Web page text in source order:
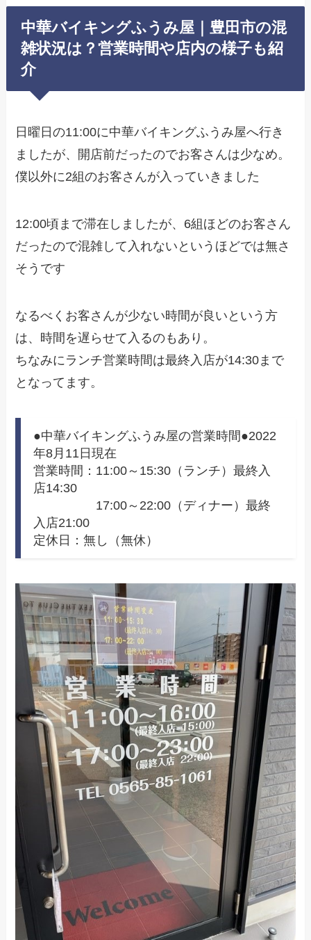
中華バイキングふうみ屋｜豊田市の混
雑状況は？営業時間や店内の様子も紹
介
日曜日の11:00に中華バイキングふうみ屋へ行き
ましたが、開店前だったのでお客さんは少なめ。
僕以外に2組のお客さんが入っていきました
12:00頃まで滞在しましたが、6組ほどのお客さん
だったので混雑して入れないというほどでは無さ
そうです
なるべくお客さんが少ない時間が良いという方
は、時間を遅らせて入るのもあり。
ちなみにランチ営業時間は最終入店が14:30まで
となってます。
●中華バイキングふうみ屋の営業時間●2022
年8月11日現在
営業時間：11:00～15:30（ランチ）最終入
店14:30
17:00～22:00（ディナー）最終
入店21:00
定休日：無し（無休）